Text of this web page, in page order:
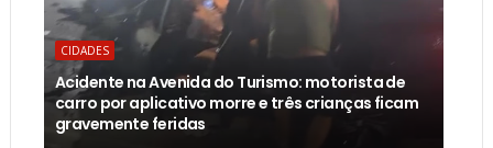
CIDADES
Acidente na Avenida do Turismo: motorista de
carro por aplicativo morre e três crianças ficam
gravemente feridas